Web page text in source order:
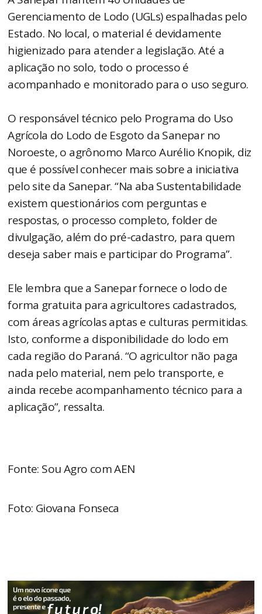
Gerenciamento de Lodo (UGLs) espalhadas pelo
Estado. No local, o material é devidamente
higienizado para atender a legislação. Até a
aplicação no solo, todo o processo é
acompanhado e monitorado para o uso seguro.
O responsável técnico pelo Programa do Uso
Agrícola do Lodo de Esgoto da Sanepar no
Noroeste, o agrônomo Marco Aurélio Knopik, diz
que é possível conhecer mais sobre a iniciativa
pelo site da Sanepar. “Na aba Sustentabilidade
existem questionários com perguntas e
respostas, o processo completo, folder de
divulgação, além do pré-cadastro, para quem
deseja saber mais e participar do Programa”.
Ele lembra que a Sanepar fornece o lodo de
forma gratuita para agricultores cadastrados,
com áreas agrícolas aptas e culturas permitidas.
Isto, conforme a disponibilidade do lodo em
cada região do Paraná. “O agricultor não paga
nada pelo material, nem pelo transporte, e
ainda recebe acompanhamento técnico para a
aplicação”, ressalta.
Fonte: Sou Agro com AEN
Foto: Giovana Fonseca